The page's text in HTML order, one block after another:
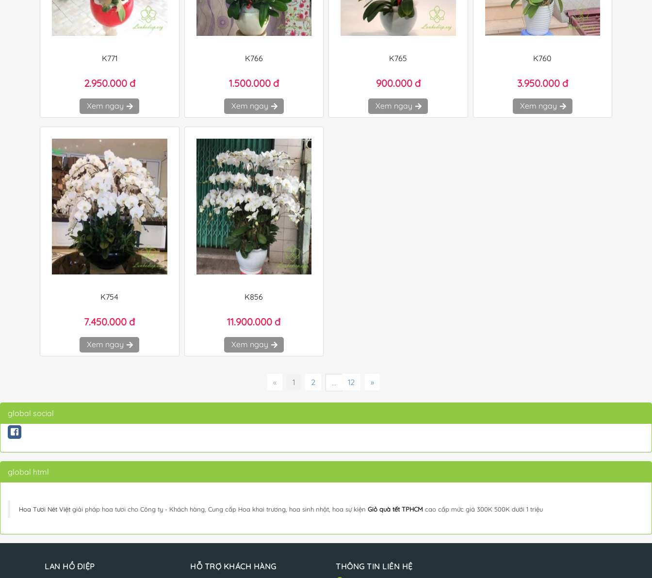
K771
2.950.000 đ
Xem ngay
K766
1.500.000 đ
Xem ngay
K765
900.000 đ
Xem ngay
K760
3.950.000 đ
Xem ngay
K754
7.450.000 đ
Xem ngay
K856
11.900.000 đ
Xem ngay
« 1 2 ... 12 »
global social
global html
Hoa Tươi Nét Việt giải pháp hoa tươi cho Công ty - Khách hàng, Cung cấp Hoa khai trương, hoa sinh nhật, hoa sự kiện Giỏ quà tết TPHCM cao cấp mức giá 300K 500K dưới 1 triệu
LAN HỒ ĐIỆP HỖ TRỢ KHÁCH HÀNG THÔNG TIN LIÊN HỆ